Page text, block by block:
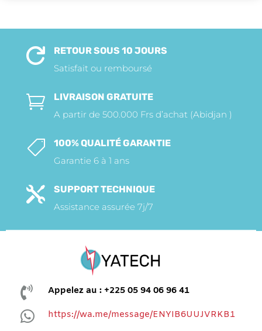

RETOUR SOUS 10 JOURS
Satisfait ou remboursé

LIVRAISON GRATUITE
A partir de 500.000 Frs d’achat (Abidjan )

100% QUALITÉ GARANTIE
Garantie 6 à 1 ans

SUPPORT TECHNIQUE
Assistance assurée 7j/7
 Appelez au : +225 05 94 06 96 41
 https://wa.me/message/ENYIB6UUJVRKB1